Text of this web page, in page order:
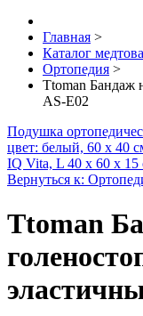
Главная >
Каталог
Ортопедия >
Ttoman Бандаж
AS-E02
Подушка
цвет: белый, 60 х 40
IQ Vita, L 40 х 60 х 15
Вернуться к:
Ttoman